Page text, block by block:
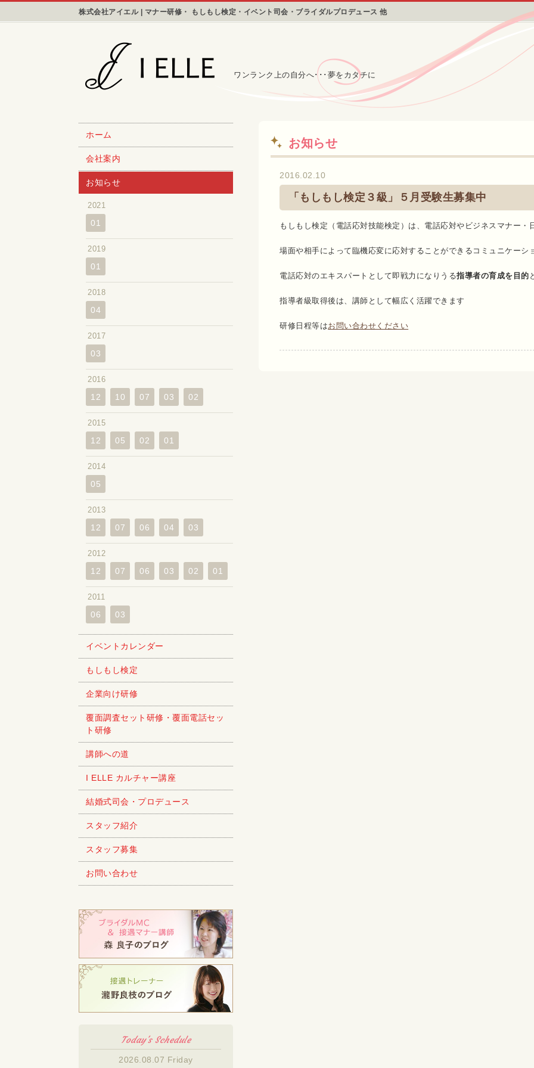
株式会社アイエル | マナー研修・ もしもし検定・イベント司会・ブライダルプロデュース 他
ワンランク上の自分へ･･･夢をカタチに
お知らせ
2016.02.10
「もしもし検定３級」５月受験生募集中
もしもし検定（電話応対技能検定）は、電話応対やビジネスマナー・
場面や相手によって臨機応変に応対することができるコミュニケーシ
電話応対のエキスパートとして即戦力になりうる指導者の育成を目的
指導者級取得後は、講師として幅広く活躍できます
研修日程等はお問い合わせください
ホーム
会社案内
お知らせ
2021
01
2019
01
2018
04
2017
03
2016
12 10 07 03 02
2015
12 05 02 01
2014
05
2013
12 07 06 04 03
2012
12 07 06 03 02 01
2011
06 03
イベントカレンダー
もしもし検定
企業向け研修
覆面調査セット研修・覆面電話セッ
ト研修
講師への道
I ELLE カルチャー講座
結婚式司会・プロデュース
スタッフ紹介
スタッフ募集
お問い合わせ
Today's Schedule
2026.08.07 Friday